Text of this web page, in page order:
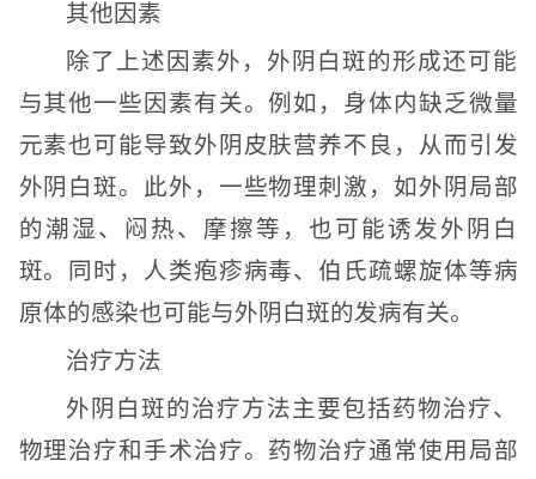
其他因素
除了上述因素外，外阴白斑的形成还可能
与其他一些因素有关。例如，身体内缺乏微量
元素也可能导致外阴皮肤营养不良，从而引发
外阴白斑。此外，一些物理刺激，如外阴局部
的潮湿、闷热、摩擦等，也可能诱发外阴白
斑。同时，人类疱疹病毒、伯氏疏螺旋体等病
原体的感染也可能与外阴白斑的发病有关。
治疗方法
外阴白斑的治疗方法主要包括药物治疗、
物理治疗和手术治疗。药物治疗通常使用局部